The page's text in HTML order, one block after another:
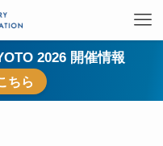
2026 開催情報
ちら